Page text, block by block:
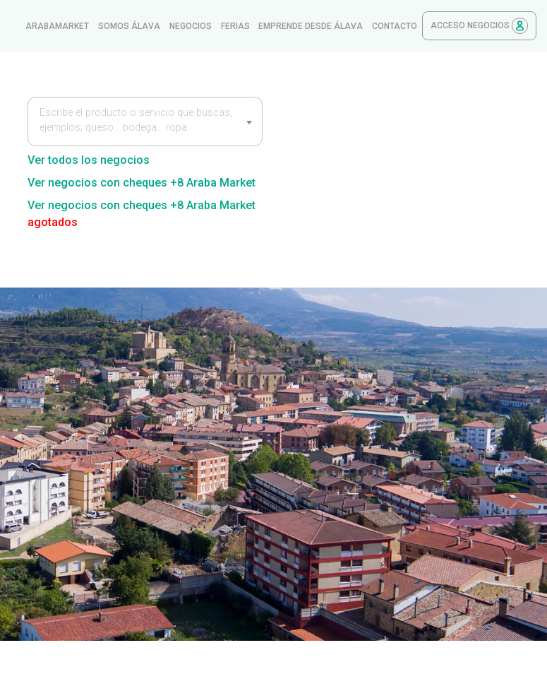
ARABAMARKET SOMOS ÁLAVA NEGOCIOS FERIAS EMPRENDE DESDE ÁLAVA CONTACTO ACCESO NEGOCIOS
Escribe el producto o servicio que buscas,
ejemplos; queso… bodega… ropa
Ver todos los negocios
Ver negocios con cheques +8 Araba Market
Ver negocios con cheques +8 Araba Market
agotados